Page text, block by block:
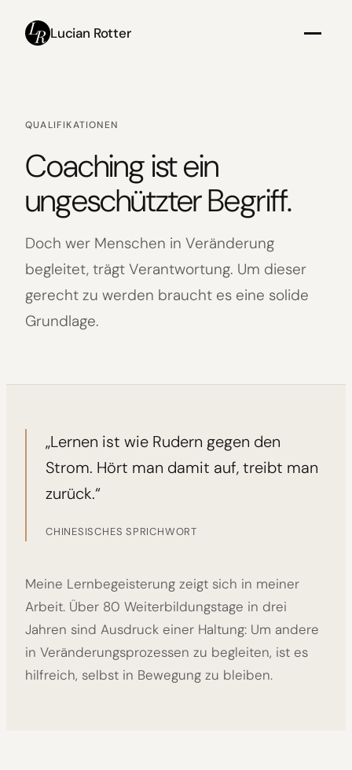
Inhalt
Lucian Rotter
QUALIFIKATIONEN
Coaching ist ein
ungeschützter Begriff.
Doch wer Menschen in Veränderung
begleitet, trägt Verantwortung. Um dieser
gerecht zu werden braucht es eine solide
Grundlage.
„Lernen ist wie Rudern gegen den
Strom. Hört man damit auf, treibt man
zurück.“
CHINESISCHES SPRICHWORT
Meine Lernbegeisterung zeigt sich in meiner
Arbeit. Über 80 Weiterbildungstage in drei
Jahren sind Ausdruck einer Haltung: Um andere
in Veränderungsprozessen zu begleiten, ist es
hilfreich, selbst in Bewegung zu bleiben.